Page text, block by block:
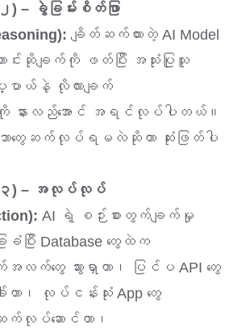
– ခွဲခြမ်းစိတ်ဖြာ
ချိတ်ဆက်ထားတဲ့ AI Model
င်းဆိုချက်ကို ဖတ်ပြီး အသုံးပြုသူ
ာယ်နဲ့ လိုလားချက်
ကို နားလည်အောင် အရင်လုပ်ပါတယ်။
ဘာတွေဆက်လုပ်ရမလဲဆိုတာ ဆုံးဖြတ်ပါ
) – အလုပ်လုပ်
AI ရဲ့ စဉ်းစားတွက်ချက်မှု
ေခံပြီး Database တွေထဲက
အလက်တွေ သွားရှာတာ၊ ပြင်ပ API တွေ
ါ်တာ၊ လုပ်ငန်းသုံး App တွေ
က်လုပ်ဆောင်တာ၊